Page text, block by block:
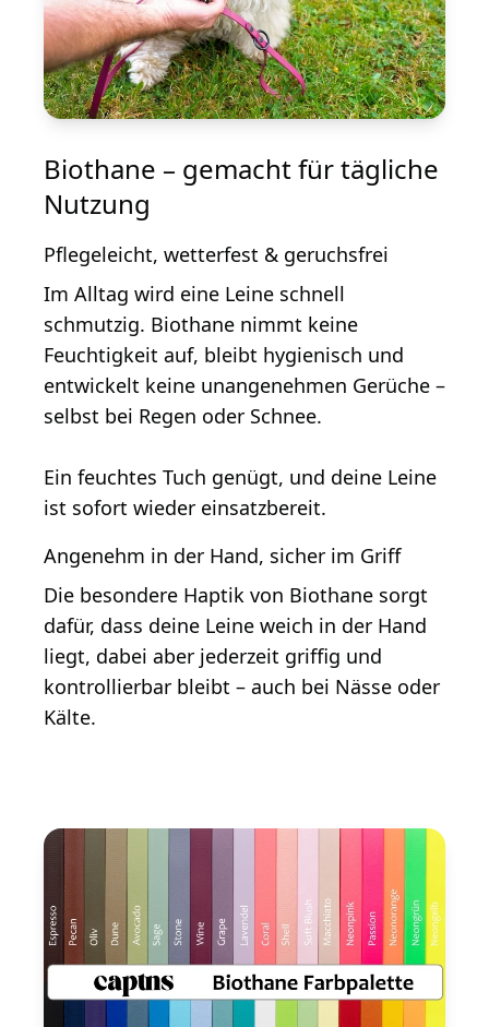
Biothane – gemacht für tägliche
Nutzung
Pflegeleicht, wetterfest & geruchsfrei
Im Alltag wird eine Leine schnell
schmutzig. Biothane nimmt keine
Feuchtigkeit auf, bleibt hygienisch und
entwickelt keine unangenehmen Gerüche –
selbst bei Regen oder Schnee.
Ein feuchtes Tuch genügt, und deine Leine
ist sofort wieder einsatzbereit.
Angenehm in der Hand, sicher im Griff
Die besondere Haptik von Biothane sorgt
dafür, dass deine Leine weich in der Hand
liegt, dabei aber jederzeit griffig und
kontrollierbar bleibt – auch bei Nässe oder
Kälte.